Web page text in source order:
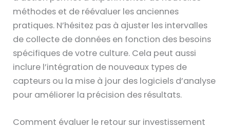
méthodes et de réévaluer les anciennes
pratiques. N’hésitez pas à ajuster les intervalles
de collecte de données en fonction des besoins
spécifiques de votre culture. Cela peut aussi
inclure l’intégration de nouveaux types de
capteurs ou la mise à jour des logiciels d’analyse
pour améliorer la précision des résultats.
Comment évaluer le retour sur investissement